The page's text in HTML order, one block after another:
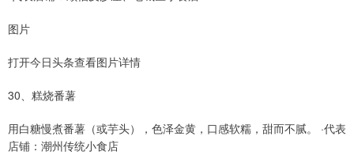
图片
打开今日头条查看图片详情
30、糕烧番薯
用白糖慢煮番薯（或芋头），色泽金黄，口感软糯，甜而不腻。 ·代表
店铺：潮州传统小食店